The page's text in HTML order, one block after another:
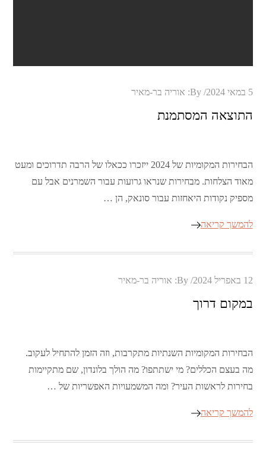
Posted
5 במאי 2024 By: אוריה בר-מאיר
התוצאה המסתמנת
הבחירות המקומיות של 2024 ייזכרו ככאלו של הרבה תדרוכים ומעט
מאוד הצלחות. מבחירות שנראו גרועות עבור השמרנים אבל עם
מספיק נקודות היאחזות עבור סונאק, הן …
להמשך קריאה
Posted
12 באפריל 2024 By: אוריה בר-מאיר
במקום דרוך
הבחירות המקומיות השנתיות מתקרבות, וזה הזמן להתחיל לעקוב.
מה בעצם הכללים? מי ישתתפו? מה הולך בלונדון, שם מתקיימות
בחירות לראשות העיר? ומה המשמעויות האפשריות של …
להמשך קריאה